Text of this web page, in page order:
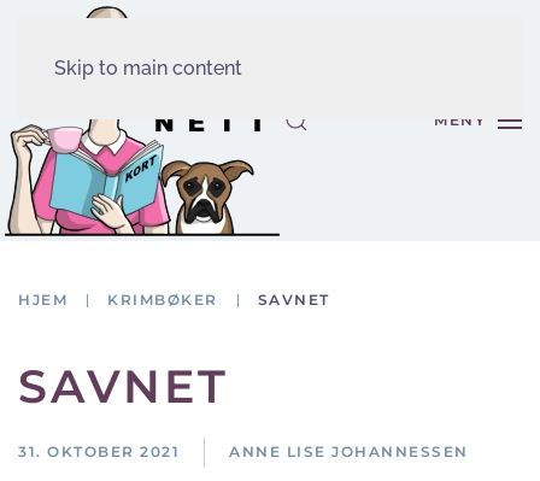
Skip to main content
MENY
HJEM KRIMBØKER SAVNET
SAVNET
31. OKTOBER 2021 ANNE LISE JOHANNESSEN